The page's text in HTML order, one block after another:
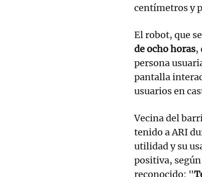
centímetros y
El robot, que
de ocho horas,
persona
pantalla
usuarios en
Vecina del
tenido a ARI
utilidad y su
positiva,
reconocido: "